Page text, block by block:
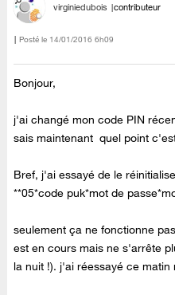
virginiedubois contributeur
Posté le ‎14/01/2016 6h09
Bonjour,
j'ai changé mon code PIN
sais maintenant quel point
Bref, j'ai essayé de le
**05*code puk*mot de
seulement ça ne fonctionne
est en cours mais ne s'arrête
la nuit !). j'ai réessayé ce matin